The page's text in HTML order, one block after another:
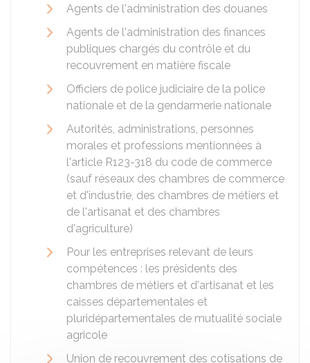
Agents de l'administration des douanes
Agents de l'administration des finances
publiques chargés du contrôle et du
recouvrement en matière fiscale
Officiers de police judiciaire de la police
nationale et de la gendarmerie nationale
Autorités, administrations, personnes
morales et professions mentionnées à
l'article R123-318 du code de commerce
(sauf réseaux des chambres de commerce
et d'industrie, des chambres de métiers et
de l'artisanat et des chambres
d'agriculture)
Pour les entreprises relevant de leurs
compétences : les présidents des
chambres de métiers et d'artisanat et les
caisses départementales et
pluridépartementales de mutualité sociale
agricole
Union de recouvrement des cotisations de